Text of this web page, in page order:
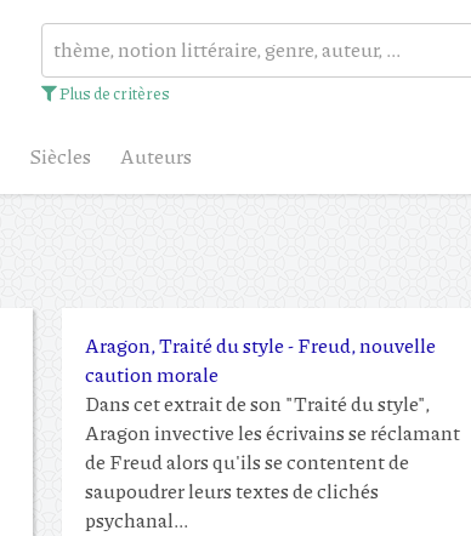
Plus de critères
Siècles Auteurs
Aragon, Traité du style - Freud, nouvelle
caution morale
Dans cet extrait de son "Traité du style",
Aragon invective les écrivains se réclamant
de Freud alors qu'ils se contentent de
saupoudrer leurs textes de clichés
psychanal...